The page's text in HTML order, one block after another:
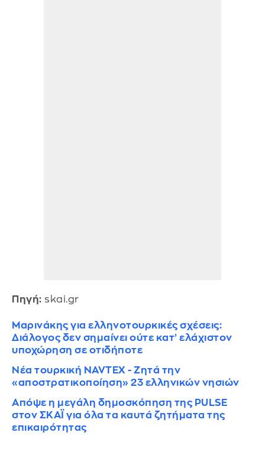
Πηγή: skai.gr
Μαρινάκης για ελληνοτουρκικές σχέσεις:
Διάλογος δεν σημαίνει ούτε κατ’ ελάχιστον
υποχώρηση σε οτιδήποτε
Νέα τουρκική NAVTEX - Ζητά την
«αποστρατικοποίηση» 23 ελληνικών νησιών
Απόψε η μεγάλη δημοσκόπηση της PULSE
στον ΣΚΑΪ για όλα τα καυτά ζητήματα της
επικαιρότητας